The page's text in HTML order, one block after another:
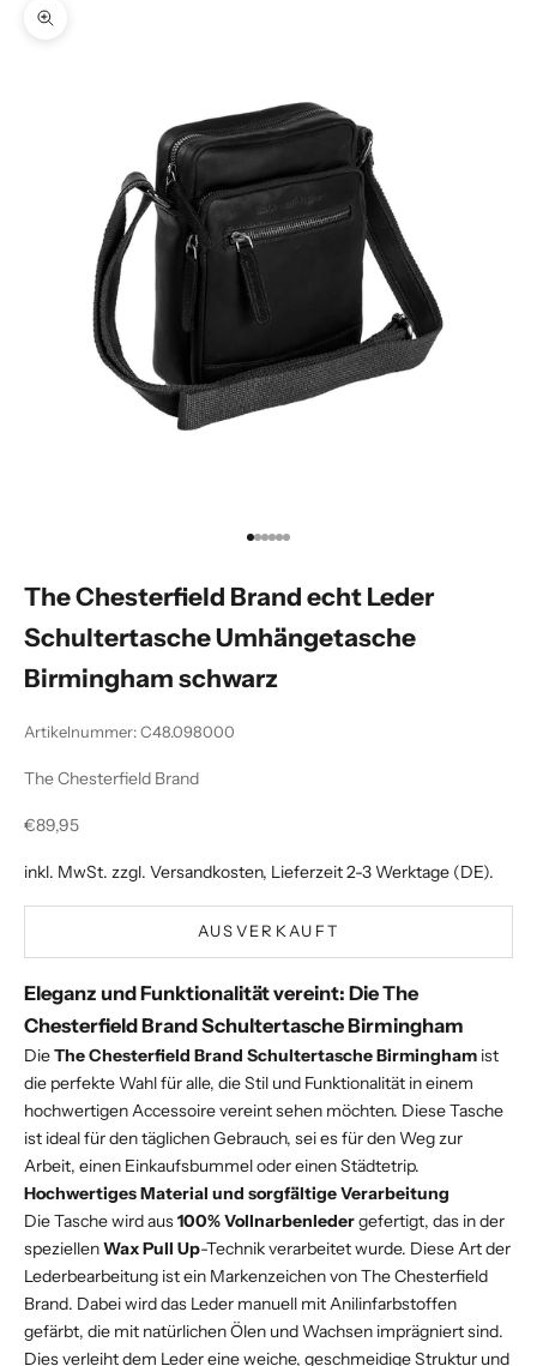
Bild vergrößern
Gehe zu Element 1
Gehe zu Element 2
Gehe zu Element 3
Gehe zu Element 4
Gehe zu Element 5
Gehe zu Element 6
The Chesterfield Brand echt Leder
Schultertasche Umhängetasche
Birmingham schwarz
Artikelnummer: C48.098000
The Chesterfield Brand
Angebot
€89,95
inkl. MwSt. zzgl. Versandkosten, Lieferzeit 2-3 Werktage (DE).
AUSVERKAUFT
Eleganz und Funktionalität vereint: Die The
Chesterfield Brand Schultertasche Birmingham
DieThe Chesterfield Brand Schultertasche Birmingham ist
die perfekte Wahl für alle, die Stil und Funktionalität in einem
hochwertigen Accessoire vereint sehen möchten. Diese Tasche
ist ideal für den täglichen Gebrauch, sei es für den Weg zur
Arbeit, einen Einkaufsbummel oder einen Städtetrip.
Hochwertiges Material und sorgfältige Verarbeitung
Die Tasche wird aus100% Vollnarbenledergefertigt, das in der
speziellenWax Pull Up-Technik verarbeitet wurde. Diese Art der
Lederbearbeitung ist ein Markenzeichen von The Chesterfield
Brand. Dabei wird das Leder manuell mit Anilinfarbstoffen
gefärbt, die mit natürlichen Ölen und Wachsen imprägniert sind.
Dies verleiht dem Leder eine weiche, geschmeidige Struktur und